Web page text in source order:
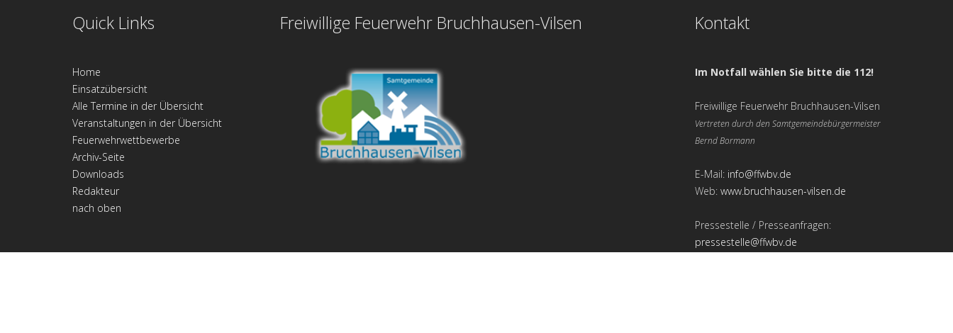
Quick Links
Home
Einsatzübersicht
Alle Termine in der Übersicht
Veranstaltungen in der Übersicht
Feuerwehrwettbewerbe
Archiv-Seite
Downloads
Redakteur
nach oben
Freiwillige Feuerwehr Bruchhausen-Vilsen Kontakt
Im Notfall wählen Sie bitte die 112!
Freiwillige Feuerwehr Bruchhausen-Vilsen
Vertreten durch den Samtgemeindebürgermeister
Bernd Bormann
E-Mail: info@ffwbv.de
Web: www.bruchhausen-vilsen.de
Pressestelle / Presseanfragen:
pressestelle@ffwbv.de